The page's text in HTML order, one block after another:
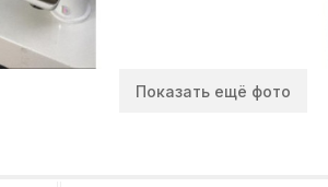
Показать ещё фото